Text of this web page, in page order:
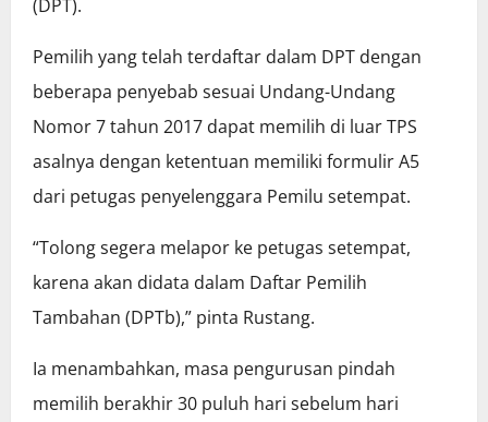
(DPT).
Pemilih yang telah terdaftar dalam DPT dengan
beberapa penyebab sesuai Undang-Undang
Nomor 7 tahun 2017 dapat memilih di luar TPS
asalnya dengan ketentuan memiliki formulir A5
dari petugas penyelenggara Pemilu setempat.
“Tolong segera melapor ke petugas setempat,
karena akan didata dalam Daftar Pemilih
Tambahan (DPTb),” pinta Rustang.
Ia menambahkan, masa pengurusan pindah
memilih berakhir 30 puluh hari sebelum hari